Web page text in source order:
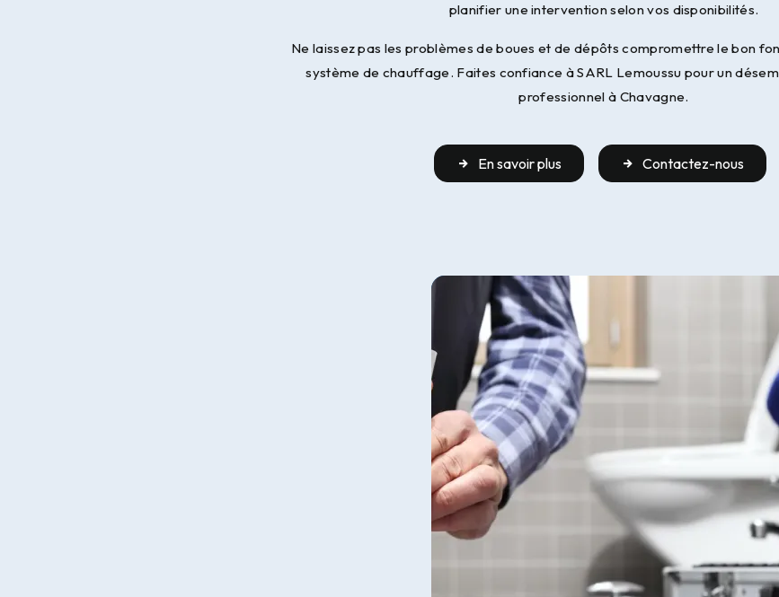
planifier une intervention selon vos disponibilités.
Ne laissez pas les problèmes de boues et de dépôts compromettre le bon
système de chauffage. Faites confiance à SARL Lemoussu pour un
professionnel à Chavagne.
En savoir plus Contactez-nous